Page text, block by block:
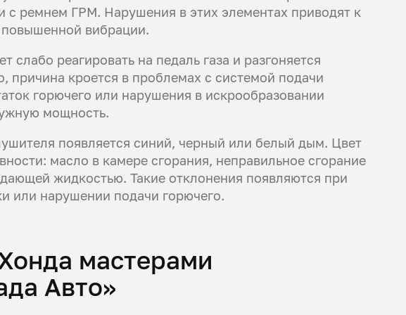
с ремнем ГРМ. Нарушения в этих элементах приводят к
вибрации.
слабо реагировать на педаль газа и разгоняется
причина кроется в проблемах с системой подачи
горючего или нарушения в искрообразовании
мощность.
появляется синий, черный или белый дым. Цвет
масло в камере сгорания, неправильное сгорание
жидкостью. Такие отклонения появляются при
или нарушении подачи горючего.
мастерами
Авто»